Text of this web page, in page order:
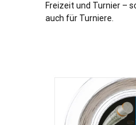
Freizeit und Turnier –
auch für Turniere.